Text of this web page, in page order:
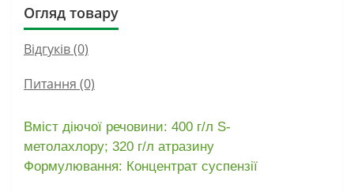
Огляд товару
Відгуків (0)
Питання (0)
Вміст діючої речовини: 400 г/л S-
метолахлору; 320 г/л атразину
Формулювання: Концентрат суспензії